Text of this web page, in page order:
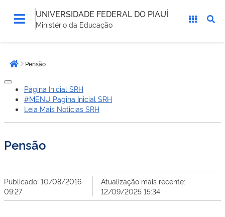
UNIVERSIDADE FEDERAL DO PIAUÍ
Ministério da Educação
estáPágina inicial
Pensão
Página Inicial SRH
#MENU Pagina Inicial SRH
Leia Mais Noticias SRH
Pensão
Publicado: 10/08/2016
09:27
Atualização mais recente:
12/09/2025 15:34